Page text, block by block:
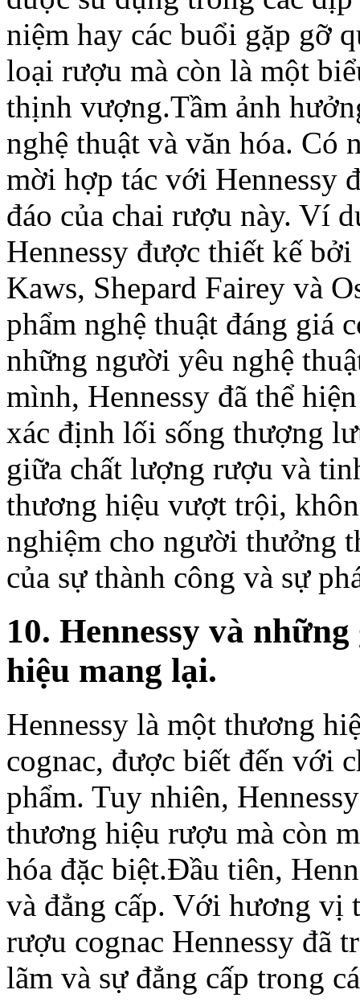
niệm hay các buổi gặp gỡ
loại rượu mà còn là một
thịnh vượng.Tầm ảnh
nghệ thuật và văn hóa. Có
mời hợp tác với Hennessy
đáo của chai rượu này. Ví
Hennessy được thiết kế
Kaws, Shepard Fairey và
phẩm nghệ thuật đáng giá
những người yêu nghệ
mình, Hennessy đã thể
xác định lối sống thượng
giữa chất lượng rượu và
thương hiệu vượt trội,
nghiệm cho người thưởng
của sự thành công và sự
10. Hennessy và
hiệu mang lại.
Hennessy là một thương
cognac, được biết đến với
phẩm. Tuy nhiên,
thương hiệu rượu mà còn
hóa đặc biệt.Đầu tiên,
và đẳng cấp. Với hương vị
rượu cognac Hennessy đã
lãm và sự đẳng cấp trong